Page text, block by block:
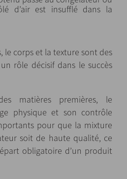
d’air est insufflé dans la
le corps et la texture sont des
rôle décisif dans le succès
matières premières, le
physique et son contrôle
pour que la mixture
soit de haute qualité, ce
obligatoire d’un produit